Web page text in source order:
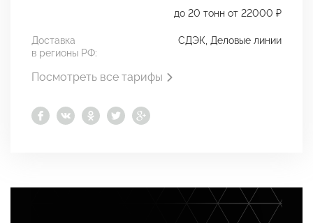
до 20 тонн от 22000 ₽
Доставка
в регионы РФ:
СДЭК, Деловые линии
Посмотреть все тарифы